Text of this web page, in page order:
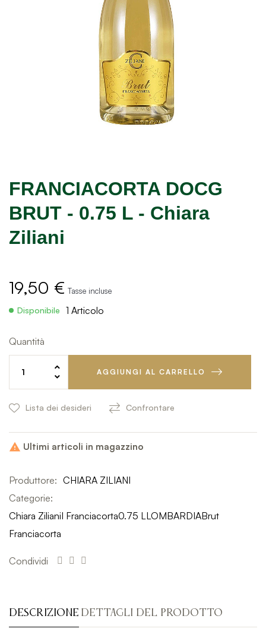
FRANCIACORTA DOCG
BRUT - 0.75 L - Chiara
Ziliani
19,50 € Tasse incluse
Disponibile 1 Articolo
Quantità
AGGIUNGI AL CARRELLO
Lista dei desideri Confrontare
 Ultimi articoli in magazzino
Produttore: CHIARA ZILIANI
Categorie:
Chiara ZilianiI Franciacorta0.75 L LOMBARDIABrut
Franciacorta
Condividi
DESCRIZIONE DETTAGLI DEL PRODOTTO